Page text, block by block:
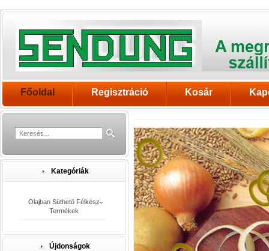
Főoldal Regisztráció Kosár
Kategóriák
Olajban Süthetö Félkész
Termékek
Újdonságok